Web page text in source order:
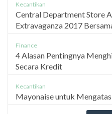
Kecantikan
Central Department Store
Extravaganza 2017
Finance
4 Alasan Pentingnya
Secara Kredit
Kecantikan
Mayonaise untuk